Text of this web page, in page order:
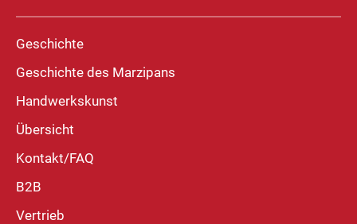
Geschichte
Geschichte des Marzipans
Handwerkskunst
Übersicht
Kontakt/FAQ
B2B
Vertrieb